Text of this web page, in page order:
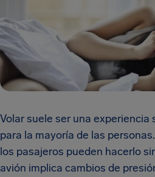
Volar suele ser una experiencia
para la mayoría de las
los pasajeros pueden hacerlo
avión implica cambios de